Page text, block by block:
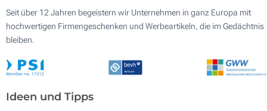
Seit über 12 Jahren begeistern wir Unternehmen in ganz Europa mit
hochwertigen Firmengeschenken und Werbeartikeln, die im Gedächtnis
bleiben.
Ideen und Tipps